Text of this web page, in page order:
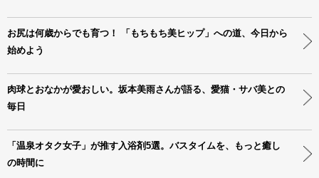
お尻は何歳からでも育つ！ 「もちもち美ヒップ」への道、今日から
始めよう
肉球とおなかが愛おしい。坂本美雨さんが語る、愛猫・サバ美との
毎日
「温泉オタク女子」が推す入浴剤5選。バスタイムを、もっと癒し
の時間に